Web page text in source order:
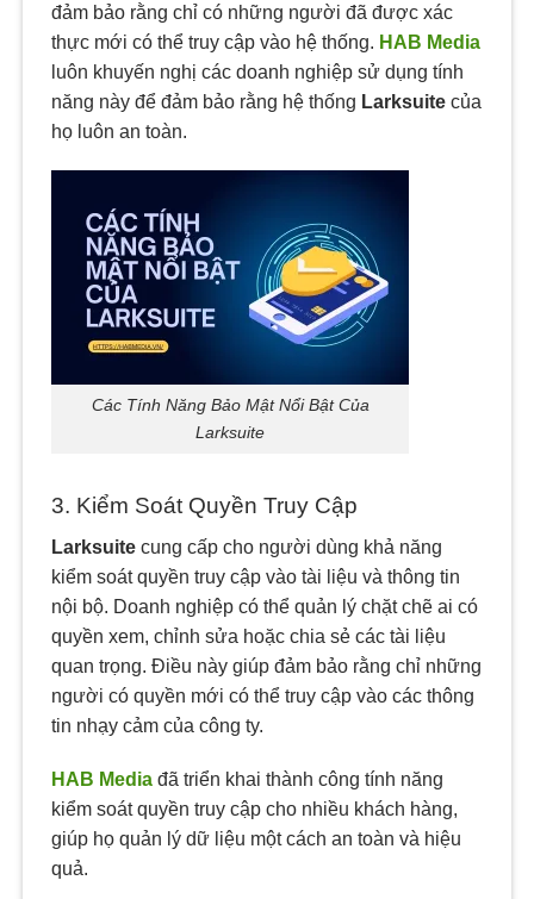
đảm bảo rằng chỉ có những người đã được xác
thực mới có thể truy cập vào hệ thống. HAB Media
luôn khuyến nghị các doanh nghiệp sử dụng tính
năng này để đảm bảo rằng hệ thống Larksuite của
họ luôn an toàn.
Các Tính Năng Bảo Mật Nổi Bật Của
Larksuite
3. Kiểm Soát Quyền Truy Cập
Larksuite cung cấp cho người dùng khả năng
kiểm soát quyền truy cập vào tài liệu và thông tin
nội bộ. Doanh nghiệp có thể quản lý chặt chẽ ai có
quyền xem, chỉnh sửa hoặc chia sẻ các tài liệu
quan trọng. Điều này giúp đảm bảo rằng chỉ những
người có quyền mới có thể truy cập vào các thông
tin nhạy cảm của công ty.
HAB Media đã triển khai thành công tính năng
kiểm soát quyền truy cập cho nhiều khách hàng,
giúp họ quản lý dữ liệu một cách an toàn và hiệu
quả.